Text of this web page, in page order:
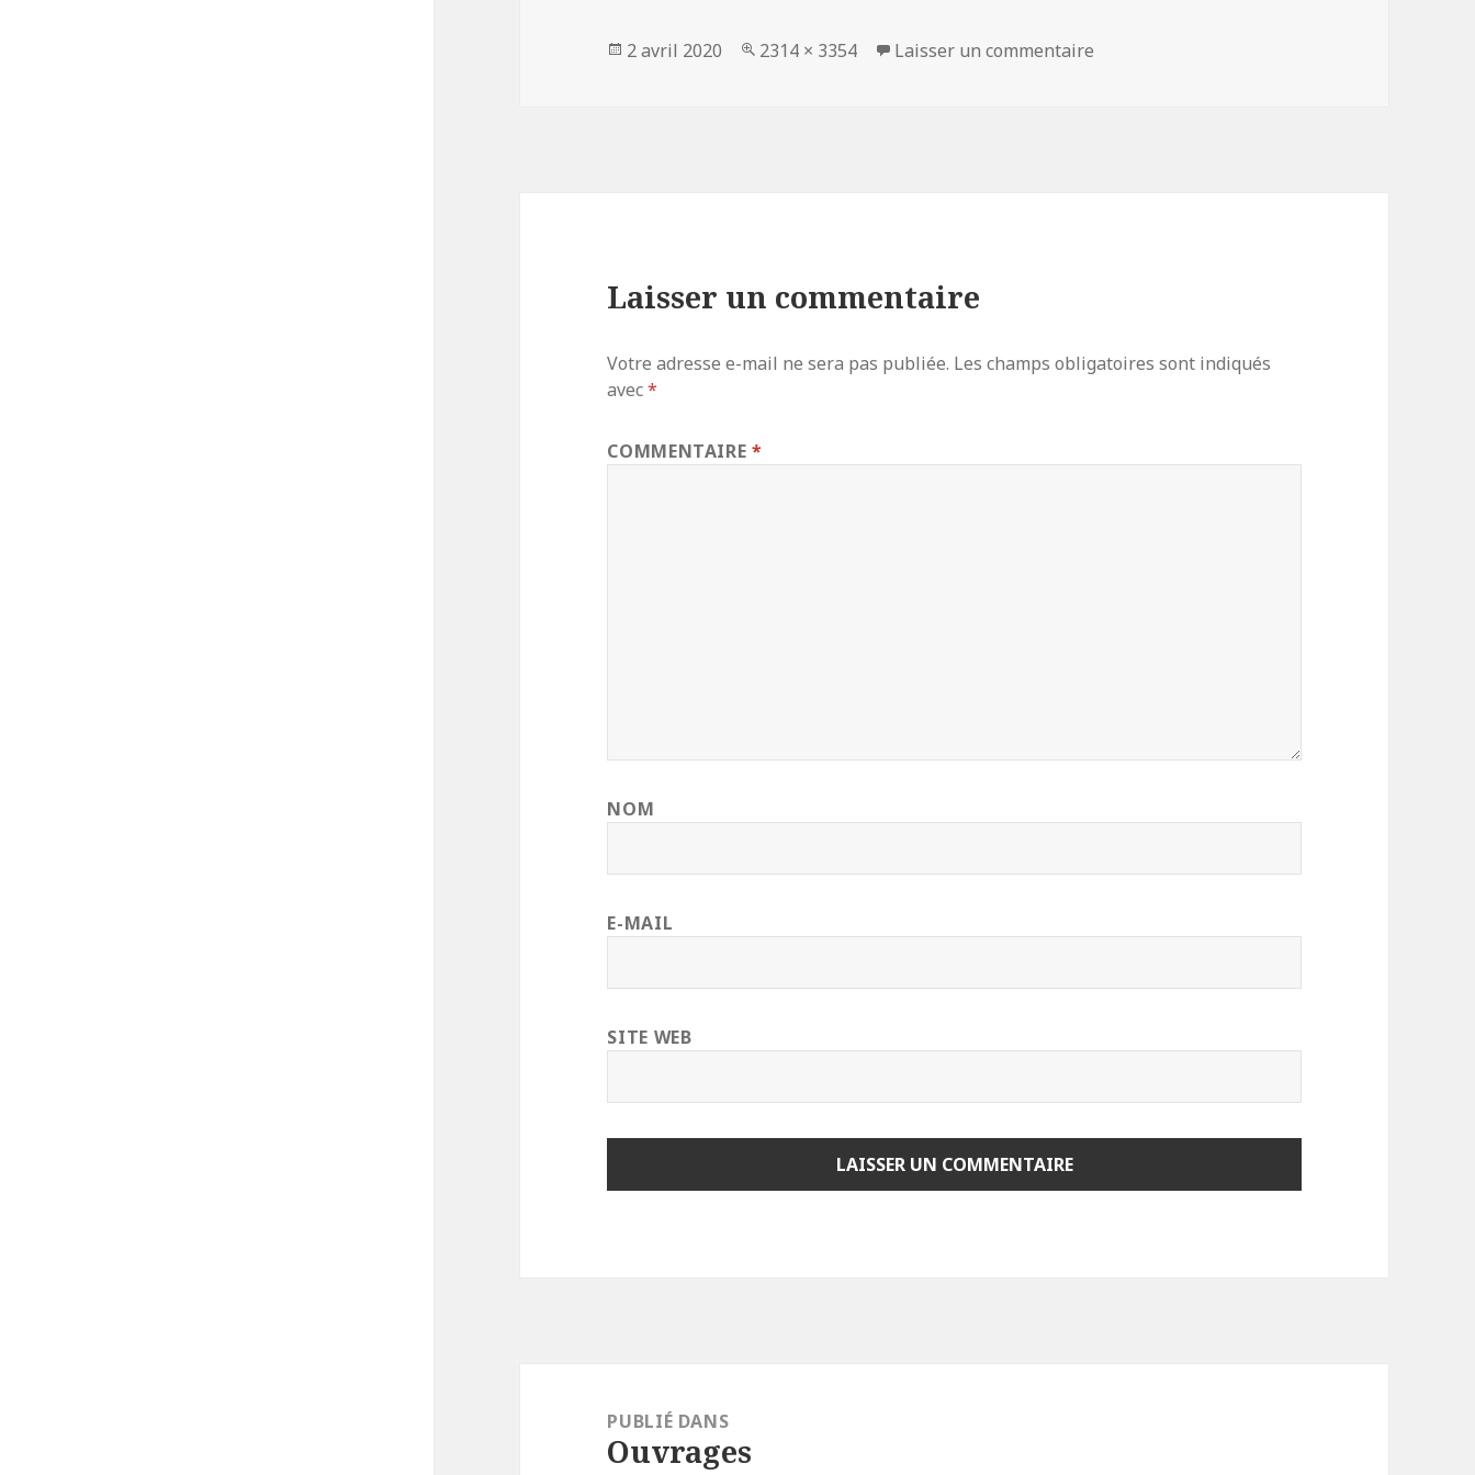
Publié
2 avril 2020
Taille
2314 × 3354 Laisser un commentaire
Laisser un commentaire
Votre adresse e-mail ne sera pas publiée. Les champs obligatoires sont indiqués
avec*
COMMENTAIRE*
NOM
E-MAIL
SITE WEB
l’article
PUBLIÉ DANS
Ouvrages